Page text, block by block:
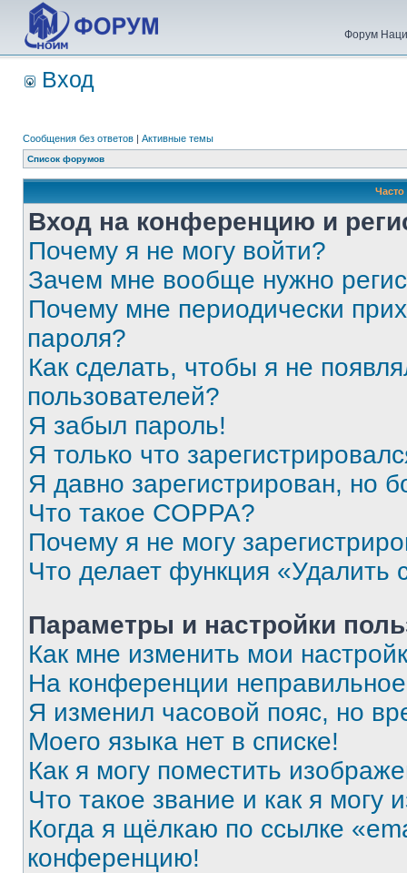
Форум
Вход
Сообщения без ответов | Активные темы
Список форумов
Вход на конференцию и
Почему я не могу войти?
Зачем мне вообще нужно
Почему мне периодически
пароля?
Как сделать, чтобы я не
пользователей?
Я забыл пароль!
Я только что
Я давно зарегистрирован, но
Что такое COPPA?
Почему я не могу
Что делает функция «Удалить
Параметры и настройки
Как мне изменить мои
На конференции
Я изменил часовой пояс, но
Моего языка нет в списке!
Как я могу поместить
Что такое звание и как я могу
Когда я щёлкаю по ссылке
конференцию!